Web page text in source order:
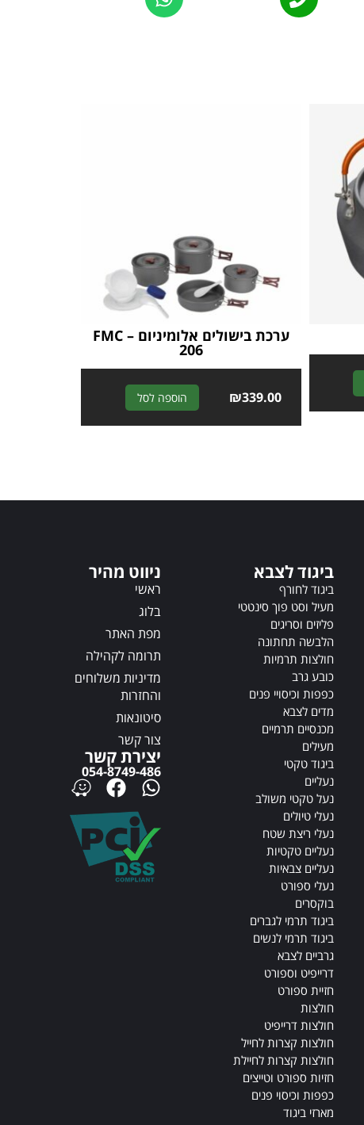
l
t
t
ערכת בישולים אלומיניום FMC –
206
₪339.00 הוספה לסל
t
a
e
ביגוד לצבא
ביגוד לחורף
מעיל וסט פוך סינטטי
פליזים וסריגים
הלבשה תחתונה
חולצות תרמיות
כובע גרב
כפפות וכיסויי פנים
מדים לצבא
מכנסיים תרמיים
מעילים
ביגוד טקטי
נעליים
נעל טקטי משולב
נעלי טיולים
נעלי ריצת שטח
נעליים טקטיות
נעליים צבאיות
נעלי ספורט
בוקסרים
ביגוד תרמי לגברים
ביגוד תרמי לנשים
גרביים לצבא
דרייפיט וספורט
חזיית ספורט
חולצות
חולצות דרייפיט
חולצות קצרות לחייל
חולצות קצרות לחיילת
חזיות ספורט וטייצים
כפפות וכיסוי פנים
מארזי ביגוד
ניווט מהיר
ראשי
בלוג
מפת האתר
תרומה לקהילה
מדיניות משלוחים
והחזרות
סיטונאות
צור קשר
יצירת קשר
054-8749-486